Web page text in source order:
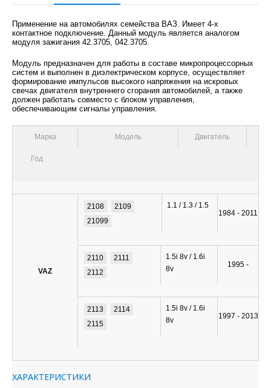
Применение на автомобилях семейства ВАЗ. Имеет 4-х
контактное подключение. Данный модуль является аналогом
модуля зажигания 42.3705, 042.3705.
Модуль предназначен для работы в составе микропроцессорных
систем и выполнен в диэлектрическом корпусе, осуществляет
формирование импульсов высокого напряжения на искровых
свечах двигателя внутреннего сгорания автомобилей, а также
должен работать совместо с блоком управления,
обеспечивающим сигналы управления.
Марка Модель Двигатель
Год
VAZ
2108
2109
21099
1.1 / 1.3 / 1.5
1984 - 2011
2110
2111
2112
1.5i 8v / 1.6i
8v
1995 -
2113
2114
2115
1.5i 8v / 1.6i
8v
1997 - 2013
ХАРАКТЕРИСТИКИ